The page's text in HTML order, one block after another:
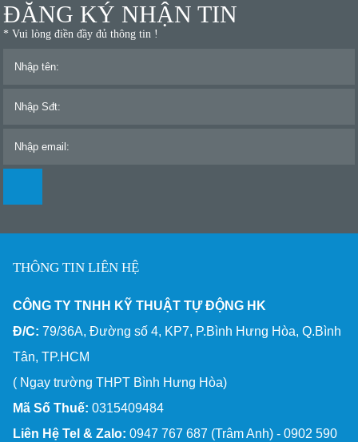
ĐĂNG KÝ NHẬN TIN
* Vui lòng điền đầy đủ thông tin !
THÔNG TIN LIÊN HỆ
CÔNG TY TNHH KỸ THUẬT TỰ ĐỘNG HK
Đ/C:79/36A, Đường số 4, KP7, P.Bình Hưng Hòa, Q.Bình
Tân, TP.HCM
( Ngay trường THPT Bình Hưng Hòa)
Mã Số Thuế:0315409484
Liên Hệ Tel & Zalo:0947 767 687 (Trâm Anh) - 0902 590